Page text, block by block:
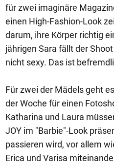
für zwei imaginäre
einen High-Fashion-Look
darum, ihre Körper richtig
jährigen Sara fällt der
nicht sexy. Das ist
Für zwei der Mädels geht
der Woche für einen
Katharina und Laura
JOY im "Barbie"-Look
passieren wird, vor allem
Erica und Varisa